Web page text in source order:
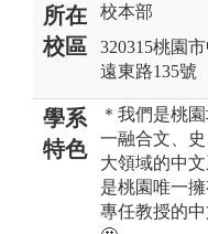
所在
校區
校本部
320315桃園
遠東路135號
學系
特色
＊我們是桃
一融合文、
大領域的中
是桃園唯一
專任教授的中